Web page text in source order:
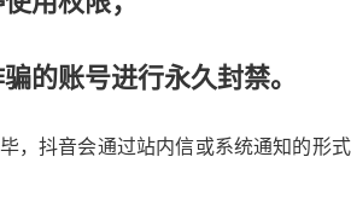
的账号进行永久封禁。
，抖音会通过站内信或系统通知的形